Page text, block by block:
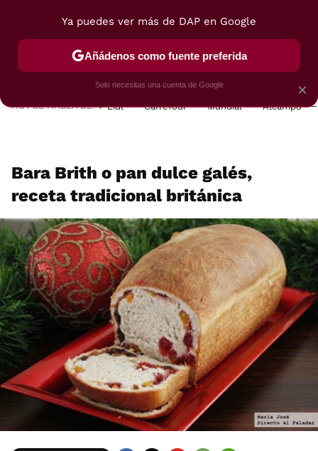
POSTRES VIAJES SELECCIÓN VEGUI
HOY SE HABLA DE Lidl Carrefour Mundial Alcampo
Bara Brith o pan dulce galés,
receta tradicional británica
×
Ya puedes ver más de DAP en Google
Añádenos como fuente preferida
Solo necesitas una cuenta de Google